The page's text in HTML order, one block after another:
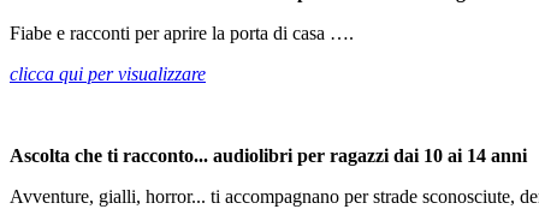
Fiabe e racconti per aprire la porta di casa ….
clicca qui per visualizzare
Ascolta che ti racconto... audiolibri per ragazzi dai 10 ai 14 anni
Avventure, gialli, horror... ti accompagnano per strade sconosciute,